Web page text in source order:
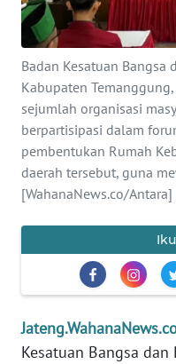
Badan Kesatuan Bangsa
Kabupaten
sejumlah organisasi
berpartisipasi dalam
pembentukan Rumah
daerah tersebut, guna
[WahanaNews.co/Antara]
Kesatuan Bangsa
Informasi
INDEKS
BERITA
KONTAK
KAMI
IKLAN
TENTANG
MEDIA
SIBER